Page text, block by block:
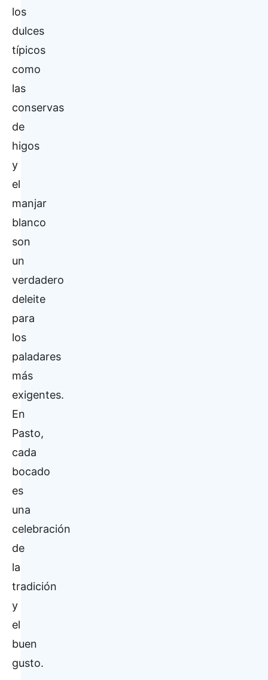
los
dulces
típicos
como
las
conservas
de
higos
y
el
manjar
blanco
son
un
verdadero
deleite
para
los
paladares
más
exigentes.
En
Pasto,
cada
bocado
es
una
celebración
de
la
tradición
y
el
buen
gusto.